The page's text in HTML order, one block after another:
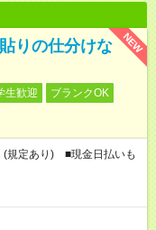
NEW
りの仕分けな
生歓迎
ブランクOK
規定あり) ■現金日払いも